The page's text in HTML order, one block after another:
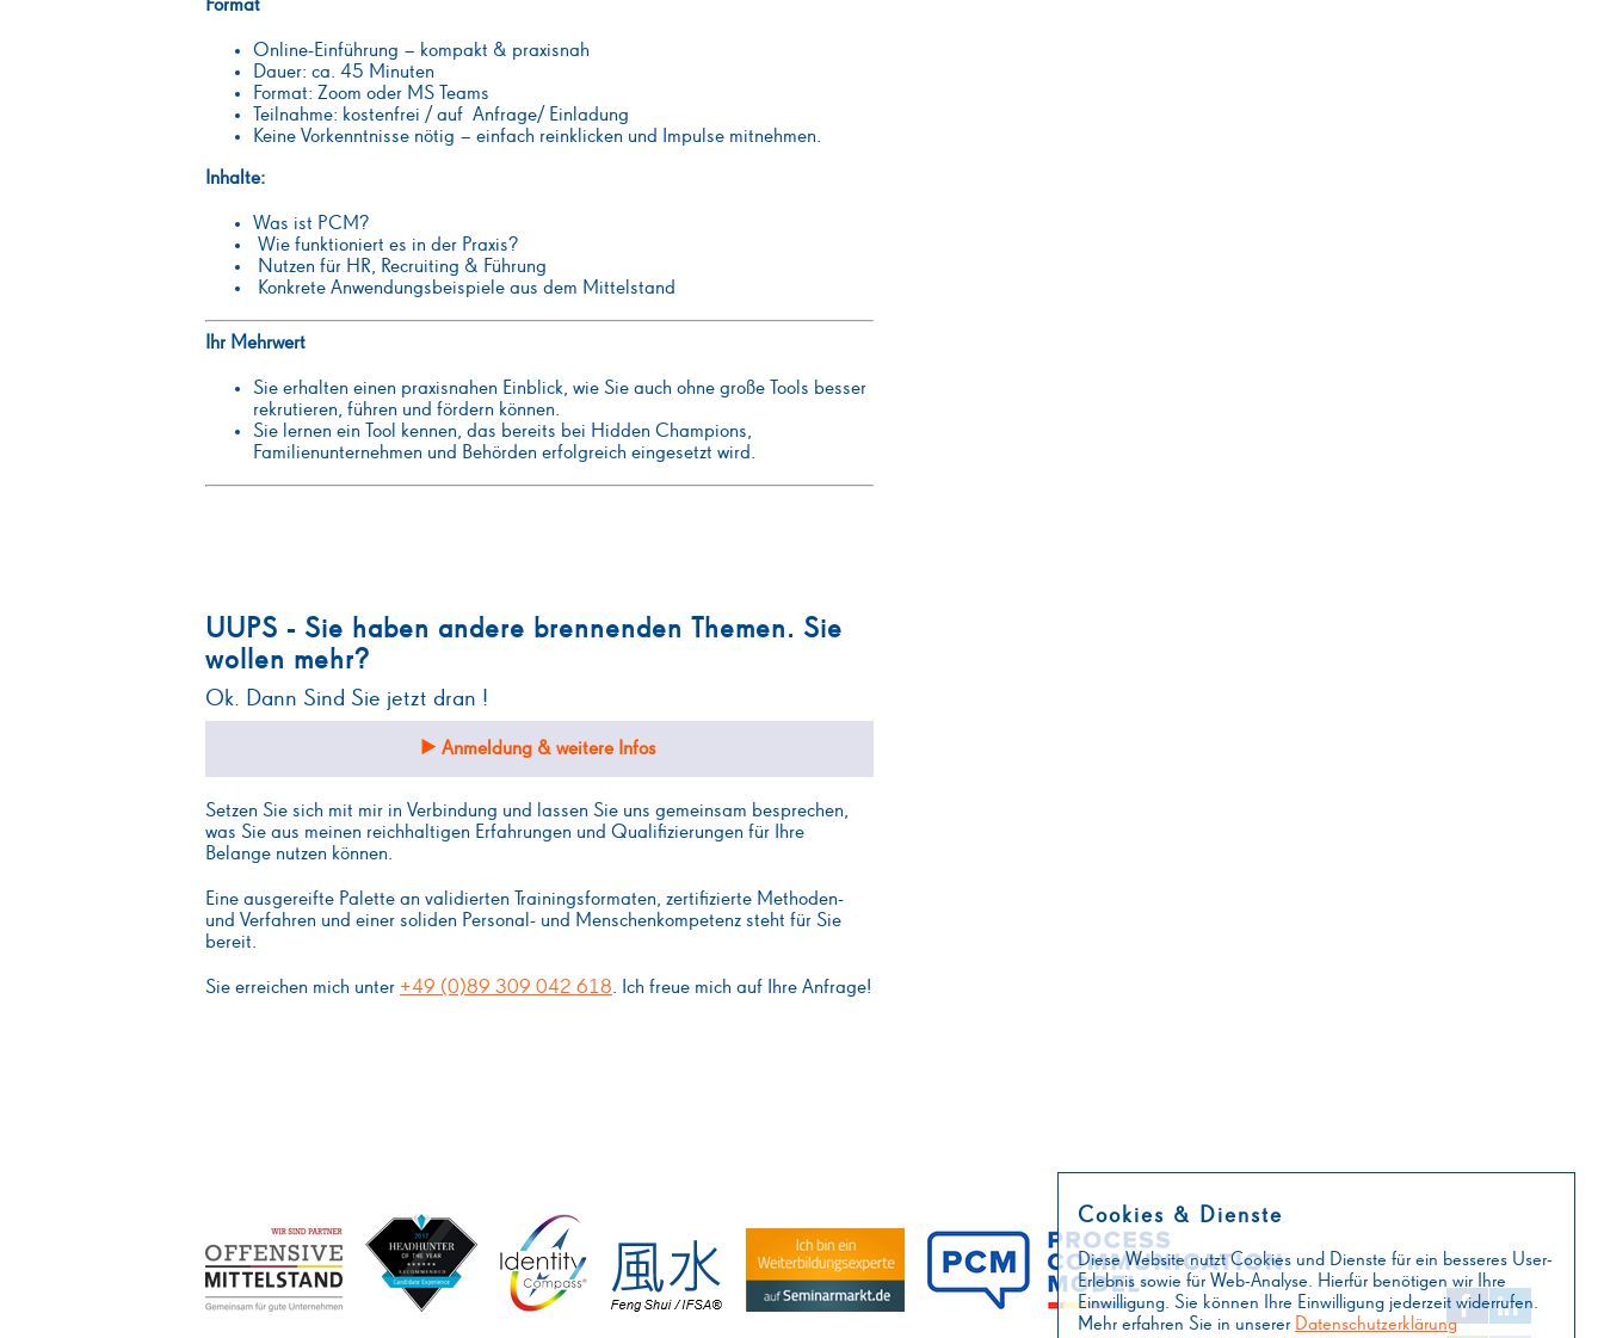
Format
Online-Einführung – kompakt & praxisnah
Dauer: ca. 45 Minuten
Format: Zoom oder MS Teams
Teilnahme: kostenfrei / auf Anfrage/ Einladung
Keine Vorkenntnisse nötig – einfach reinklicken und Impulse mitnehmen.
Inhalte:
Was ist PCM?
Wie funktioniert es in der Praxis?
Nutzen für HR, Recruiting & Führung
Konkrete Anwendungsbeispiele aus dem Mittelstand
Ihr Mehrwert
Sie erhalten einen praxisnahen Einblick, wie Sie auch ohne große Tools besser
rekrutieren, führen und fördern können.
Sie lernen ein Tool kennen, das bereits bei Hidden Champions,
Familienunternehmen und Behörden erfolgreich eingesetzt wird.
UUPS - Sie haben andere brennenden Themen. Sie
wollen mehr?
Ok. Dann Sind Sie jetzt dran !
Anmeldung & weitere Infos
Setzen Sie sich mit mir in Verbindung und lassen Sie uns gemeinsam besprechen,
was Sie aus meinen reichhaltigen Erfahrungen und Qualifizierungen für Ihre
Belange nutzen können.
Eine ausgereifte Palette an validierten Trainingsformaten, zertifizierte Methoden-
und Verfahren und einer soliden Personal- und Menschenkompetenz steht für Sie
bereit.
Sie erreichen mich unter +49 (0)89 309 042 618. Ich freue mich auf Ihre Anfrage!
Cookies & Dienste
Diese Website nutzt Cookies und Dienste für ein besseres User-
Erlebnis sowie für Web-Analyse. Hierfür benötigen wir Ihre
Einwilligung. Sie können Ihre Einwilligung jederzeit widerrufen.
Mehr erfahren Sie in unserer Datenschutzerklärung